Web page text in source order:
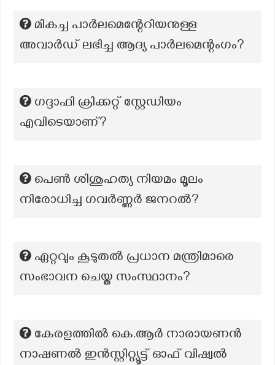
മികച്ച പാർലമെന്റേറിയനുള്ള
അവാർഡ് ലഭിച്ച ആദ്യ പാർലമെന്റംഗം?
ഗദ്ദാഫി ക്രിക്കറ്റ് സ്റ്റേഡിയം
എവിടെയാണ്?
പെൺ ശിശുഹത്യ നിയമം മൂലം
നിരോധിച്ച ഗവർണ്ണർ ജനറൽ?
ഏറ്റവും കൂടുതൽ പ്രധാന മന്ത്രിമാരെ
സംഭാവന ചെയ്ത സംസ്ഥാനം?
കേരളത്തിൽ കെ.ആർ നാരായണൻ
നാഷണൽ ഇൻസ്റ്റിറ്റ്യൂട്ട് ഓഫ് വിഷ്വൽ